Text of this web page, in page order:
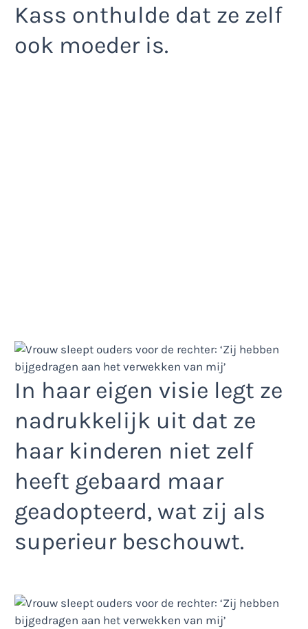
Kass onthulde dat ze zelf
ook moeder is.
In haar eigen visie legt ze
nadrukkelijk uit dat ze
haar kinderen niet zelf
heeft gebaard maar
geadopteerd, wat zij als
superieur beschouwt.